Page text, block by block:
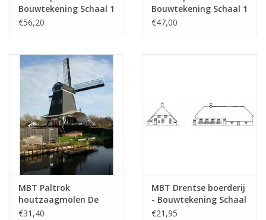
Gewicht in gram
35
Bijzonderheden
Opmerkingen
Bouwtekening Schaal 1
: 50 (30.06.001)
€56,20
Bouwtekening Schaal 1
: 87 (30.06.002)
€47,00
MBT Paltrok
houtzaagmolen De
Eenhoorn -
€31,40
MBT Drentse boerderij
- Bouwtekening Schaal
1 : 87 (30.06.005)
€21,95